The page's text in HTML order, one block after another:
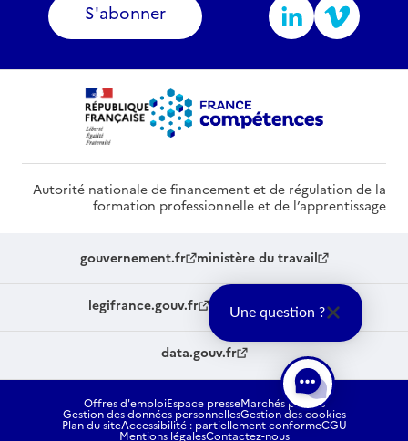
S'abonner
Autorité nationale de financement et de régulation de la
formation professionnelle et de l’apprentissage
gouvernement.fr ministère du travail
legifrance.gouv.fr service-public.fr
data.gouv.fr
Offres d'emploiEspace presseMarchés publics
Gestion des données personnellesGestion des cookies
Plan du siteAccessibilité : partiellement conformeCGU
Mentions légalesContactez-nous
Une question ?